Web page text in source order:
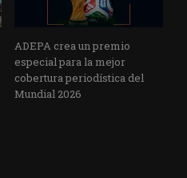
ADEPA crea un premio
especial para la mejor
cobertura periodística del
Mundial 2026